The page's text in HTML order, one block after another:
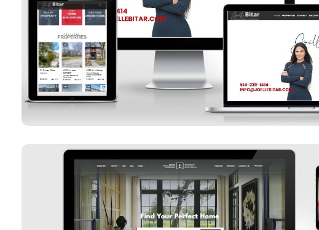
Voir